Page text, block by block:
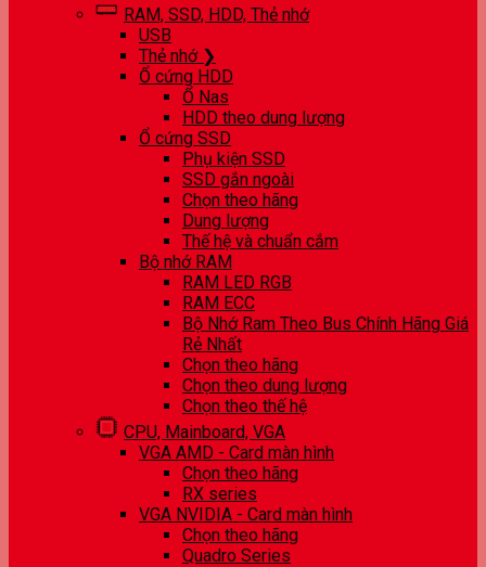
RAM, SSD, HDD, Thẻ nhớ
USB
Thẻ nhớ ❯
Ổ cứng HDD
Ổ Nas
HDD theo dung lượng
Ổ cứng SSD
Phụ kiện SSD
SSD gắn ngoài
Chọn theo hãng
Dung lượng
Thế hệ và chuẩn cắm
Bộ nhớ RAM
RAM LED RGB
RAM ECC
Bộ Nhớ Ram Theo Bus Chính Hãng Giá
Rẻ Nhất
Chọn theo hãng
Chọn theo dung lượng
Chọn theo thế hệ
CPU, Mainboard, VGA
VGA AMD - Card màn hình
Chọn theo hãng
RX series
VGA NVIDIA - Card màn hình
Chọn theo hãng
Quadro Series